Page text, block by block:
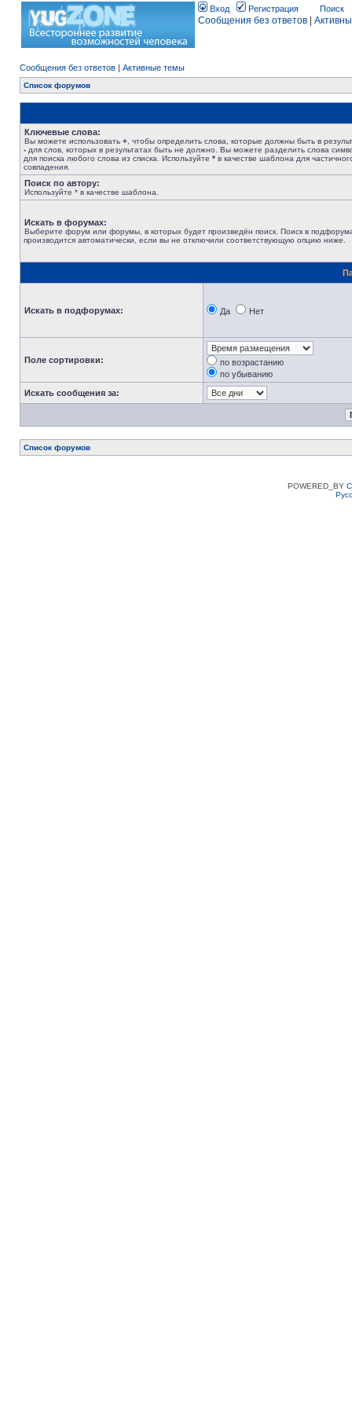
Вход Регистрация Поиск
Сообщения без ответов
Сообщения без ответов | Активные темы
Список форумов
Ключевые слова:
Вы можете использовать + , чтобы определить слова, которые должны быть в
- для слов, которых в результатах быть не должно. Вы можете разделить слова
для поиска любого слова из списка. Используйте * в качестве шаблона для
совпадения.
Поиск по автору:
Используйте * в качестве шаблона.
Искать в форумах:
Выберите форум или форумы, в которых будет произведён поиск. Поиск в
производится автоматически, если вы не отключили соответствующую опцию ниже.
Искать в подфорумах: Да Нет
Поле сортировки:
по возрастанию
по убыванию
Искать сообщения за:
Список форумов
POWERED_BY